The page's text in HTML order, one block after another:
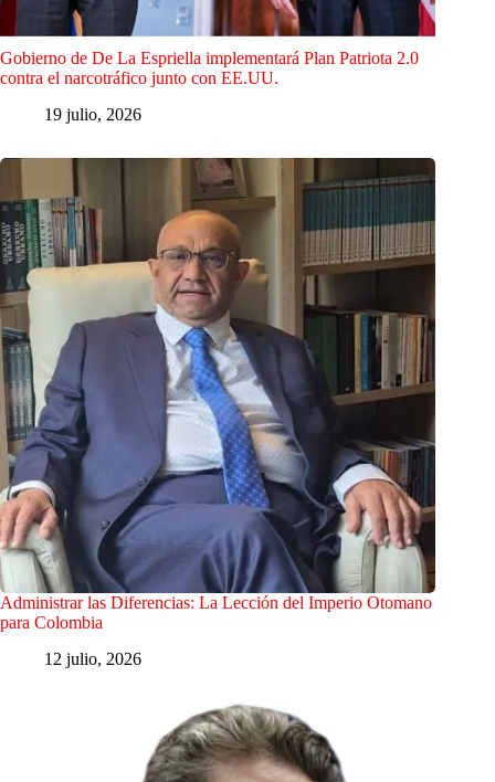
Gobierno de De La Espriella implementará Plan Patriota 2.0
contra el narcotráfico junto con EE.UU.
19 julio, 2026
Administrar las Diferencias: La Lección del Imperio Otomano
para Colombia
12 julio, 2026